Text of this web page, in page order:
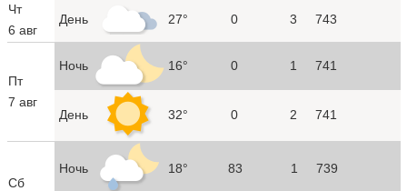
Чт
6 авг
День 27° 0 3 743
Пт
7 авг
Ночь 16° 0 1 741
День 32° 0 2 741
Сб
Ночь 18° 83 1 739